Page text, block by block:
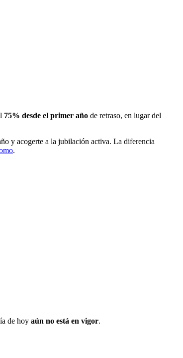
75% desde el primer año de retraso, en lugar del
y acogerte a la jubilación activa. La diferencia
.
de hoy aún no está en vigor.